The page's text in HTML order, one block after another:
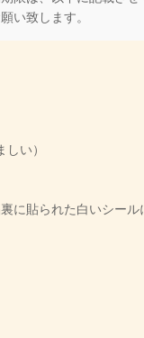
い致します。
い）
に貼られた白いシー